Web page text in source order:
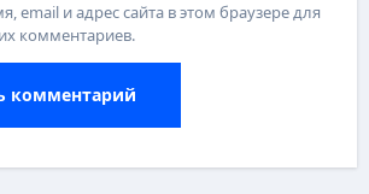
email и адрес сайта в этом браузере для
комментариев.